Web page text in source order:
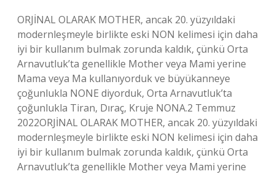
ORJİNAL OLARAK MOTHER, ancak 20. yüzyıldaki
modernleşmeyle birlikte eski NON kelimesi için daha
iyi bir kullanım bulmak zorunda kaldık, çünkü Orta
Arnavutluk’ta genellikle Mother veya Mami yerine
Mama veya Ma kullanıyorduk ve büyükanneye
çoğunlukla NONE diyorduk, Orta Arnavutluk’ta
çoğunlukla Tiran, Dıraç, Kruje NONA.2 Temmuz
2022ORJİNAL OLARAK MOTHER, ancak 20. yüzyıldaki
modernleşmeyle birlikte eski NON kelimesi için daha
iyi bir kullanım bulmak zorunda kaldık, çünkü Orta
Arnavutluk’ta genellikle Mother veya Mami yerine